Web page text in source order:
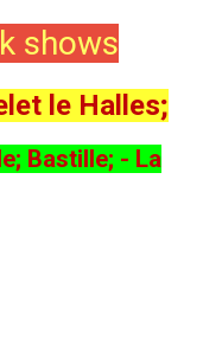
shows
le Halles;
Bastille; - La